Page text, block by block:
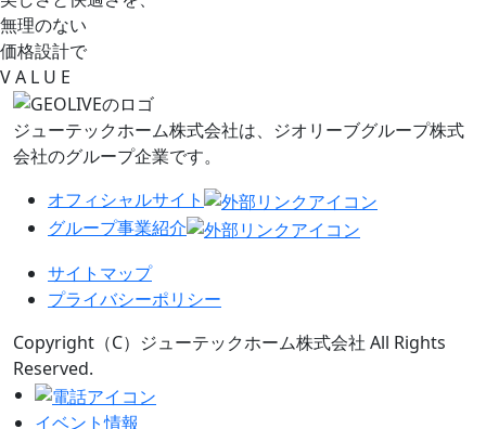
無理のない
価格設計で
VA L U E
ジューテックホーム株式会社は、 ジオリーブグループ株式
会社のグループ企業です。
オフィシャルサイト
グループ事業紹介
サイトマップ
プライバシーポリシー
Copyright（C）ジューテックホーム株式会社 All Rights
Reserved.
イベント情報